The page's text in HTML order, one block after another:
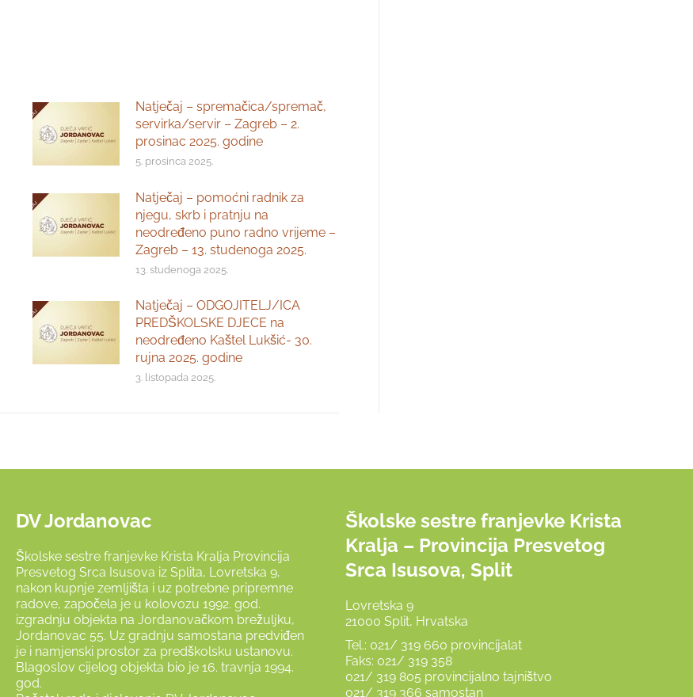
Natječaj – spremačica/spremač,
servirka/servir – Zagreb – 2.
prosinac 2025. godine
5. prosinca 2025.
Natječaj – pomoćni radnik za
njegu, skrb i pratnju na
neodređeno puno radno vrijeme –
Zagreb – 13. studenoga 2025.
13. studenoga 2025.
Natječaj – ODGOJITELJ/ICA
PREDŠKOLSKE DJECE na
neodređeno Kaštel Lukšić- 30.
rujna 2025. godine
3. listopada 2025.
DV Jordanovac
Školske sestre franjevke Krista Kralja Provincija
Presvetog Srca Isusova iz Splita, Lovretska 9,
nakon kupnje zemljišta i uz potrebne pripremne
radove, započela je u kolovozu 1992. god.
izgradnju objekta na Jordanovačkom brežuljku,
Jordanovac 55. Uz gradnju samostana predviđen
je i namjenski prostor za predškolsku ustanovu.
Blagoslov cijelog objekta bio je 16. travnja 1994.
god.
Školske sestre franjevke Krista
Kralja – Provincija Presvetog
Srca Isusova, Split
Lovretska 9
21000 Split, Hrvatska
Tel.: 021/ 319 660 provincijalat
Faks: 021/ 319 358
021/ 319 805 provincijalno tajništvo
021/ 319 366 samostan